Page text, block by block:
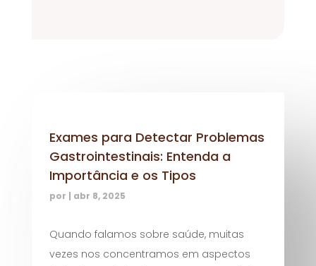
Exames para Detectar Problemas
Gastrointestinais: Entenda a
Importância e os Tipos
por | abr 8, 2025
Quando falamos sobre saúde, muitas
vezes nos concentramos em aspectos